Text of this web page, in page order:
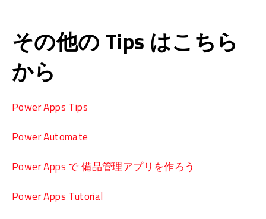
その他の Tips はこちら
から
Power Apps Tips
Power Automate
Power Apps で 備品管理アプリを作ろう
Power Apps Tutorial